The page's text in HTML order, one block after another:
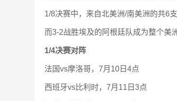
1/8决赛中，来自北美洲/南美洲的共6
而3-2战胜埃及的阿根廷队成为整个美
1/4决赛对阵
法国vs摩洛哥，7月10日4点
西班牙vs比利时，7月11日3点